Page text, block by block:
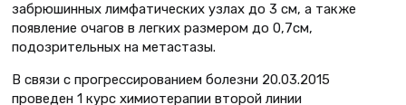
забрюшинных лимфатических узлах до 3 см, а также
появление очагов в легких размером до 0,7см,
подозрительных на метастазы.
В связи c прогрессированием болезни 20.03.2015
проведен 1 курс химиотерапии второй линии